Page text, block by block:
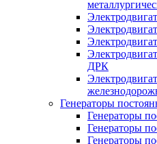
ДРК
Генераторы
Генераторы
Генераторы
Генераторы